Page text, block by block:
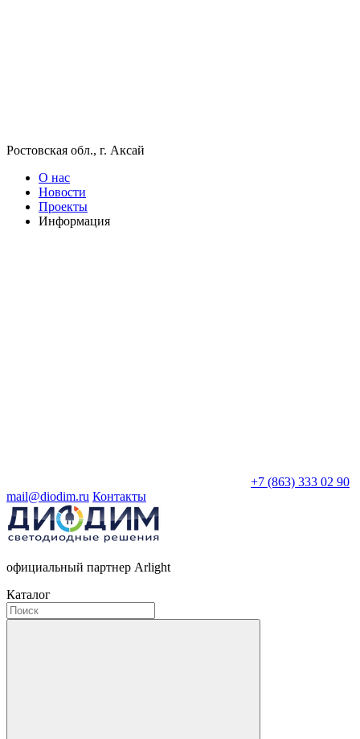
Ростовская обл., г. Аксай
О нас
Новости
Проекты
Информация
+7 (863) 333 02 90
mail@diodim.ru Контакты
официальный партнер Arlight
Каталог